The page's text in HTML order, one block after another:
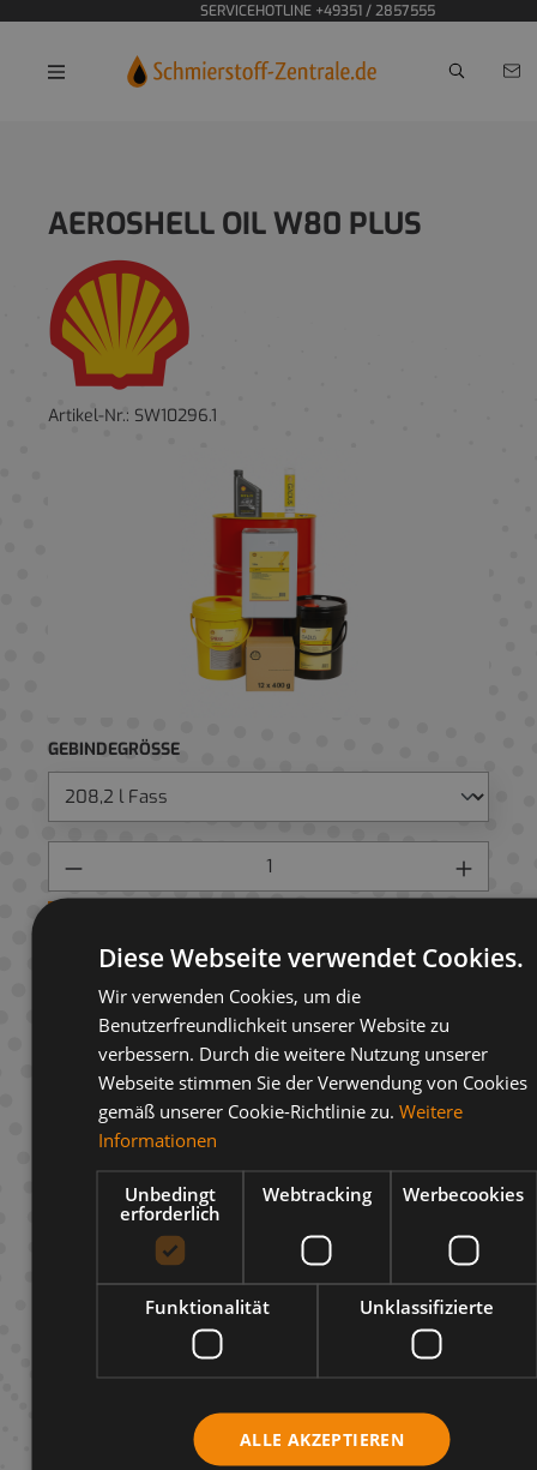
SERVICEHOTLINE +49351 / 2857555
AEROSHELL OIL W80 PLUS
Artikel-Nr.: SW10296.1
GEBINDEGRÖSSE
AUF ANFRAGELISTE
Beschreibung
Infos zum Hersteller
Diese Webseite verwendet Cookies.
Wir verwenden Cookies, um die
Benutzerfreundlichkeit unserer Website zu
verbessern. Durch die weitere Nutzung unserer
Webseite stimmen Sie der Verwendung von Cookies
gemäß unserer Cookie-Richtlinie zu. Weitere
Informationen
Unbedingt
erforderlich
Webtracking Werbecookies
Funktionalität Unklassifizierte
ALLE AKZEPTIEREN